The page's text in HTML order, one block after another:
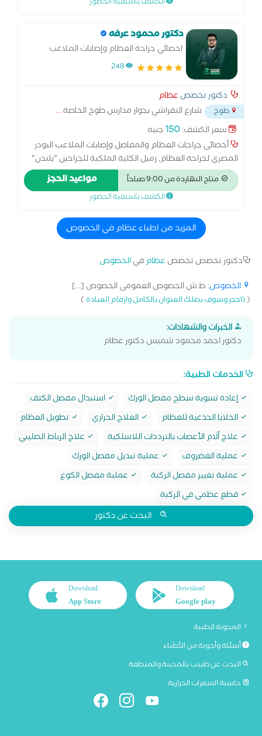
دكتور محمود عرفه
اخصائي جراحة العظام وإصابات الملاعب
248
دكتور تخصص عظام
طوخ شارع النقراشي بجوار مدارس طوخ الخاصة...
سعر الكشف:150جنيه
أخصائى جراحات العظام والمفاصل وإصابات الملاعب البودر
المصري لجراحة العظام, زميل الكلية الملكية للجراحين "بلندن"
انجلترا, ماجيستير الطب الرياضي بالقوات المسلحة بالأكاديمية
الطبية العسكرية
متاح النهاردة من 9:00 صباحاً مواعيد الحجز
الكشف باسبقية الحضور
المزيد من اطباء عظام في الخصوص
دكتور تخصص تخصص عظامفيالخصوص
الخصوص: ط ش الخصوص العمومى الخصوص [...]
((احجز وسوف يصلك العنوان بالكامل وارقام العيادة)
الخبرات والشهادات:
دكتور احمد محمود شميس دكتور عظام
الخدمات الطبية:
إعادة تسوية سطح مفصل الورك
استبدال مفصل الكتف
الخلايا الجذعية للعظام
العلاج الحراري
تطويل العظام
علاج آلام الأعصاب بالترددات اللاسلكية
علاج الرباط الصليبي
عملية الغضروف
عملية تبديل مفصل الورك
عملية تغيير مفصل الركبة
عملية مفصل الكوع
قطع عظمي في الركبة
البحث عن دكتور
Download
Google play
Download
App Store
المدونة الطبية
أسئلة وأجوبة من الأطباء
البحث عن طبيب بالمدينة والمنطقة
حاسبة السعرات الحرارية